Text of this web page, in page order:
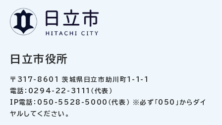
日立市役所
〒317-8601 茨城県日立市助川町1-1-1
電話：0294-22-3111（代表）
IP電話：050-5528-5000（代表） ※必ず「050」からダイ
ヤルしてください。